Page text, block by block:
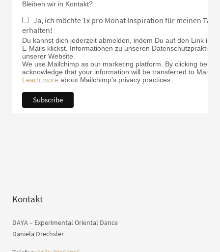
Bleiben wir in Kontakt?
Ja, ich möchte 1x pro Monat Inspiration für meinen
erhalten!
Du kannst dich jederzeit abmelden, indem Du auf den Link in
E-Mails klickst. Informationen zu unseren
unserer Website.
We use Mailchimp as our marketing platform. By clicking
acknowledge that your information will be transferred to
Learn more about Mailchimp's privacy practices.
Kontakt
DAYA – Experimental Oriental Dance
Daniela Drechsler